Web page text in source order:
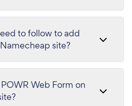
to follow to add
site?
Web Form on